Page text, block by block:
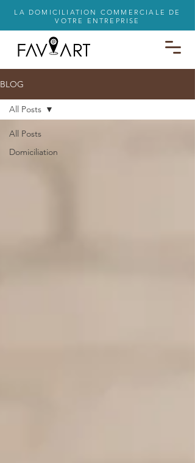
LA DOMICILIATION COMMERCIALE DE
VOTRE ENTREPRISE
BLOG
All Posts
Domiciliation
All Posts